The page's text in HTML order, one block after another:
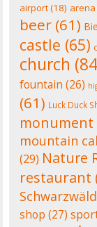
airport(18) arena
beer (61)
castle (65)
church
fountain (26)
(61) Luck Duck
monument
mountain
(29) Nature
restaurant
shop (27)